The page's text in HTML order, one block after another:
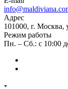
Адрес
101000, г. Москва,
Режим работы
Пн. – Сб.: с 10:00